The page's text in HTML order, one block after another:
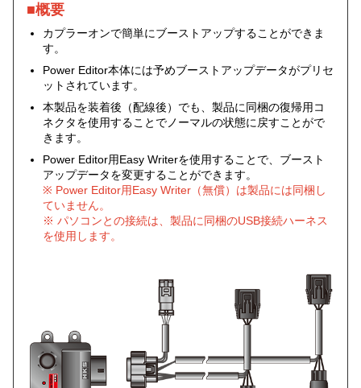
■概要
カプラーオンで簡単にブーストアップすることができま
す。
Power Editor本体には予めブーストアップデータがプリセ
ットされています。
本製品を装着後（配線後）でも、製品に同梱の復帰用コ
ネクタを使用することでノーマルの状態に戻すことがで
きます。
Power Editor用Easy Writerを使用することで、ブースト
アップデータを変更することができます。
※ Power Editor用Easy Writer（無償）は製品には同梱し
ていません。
※ パソコンとの接続は、製品に同梱のUSB接続ハーネス
を使用します。